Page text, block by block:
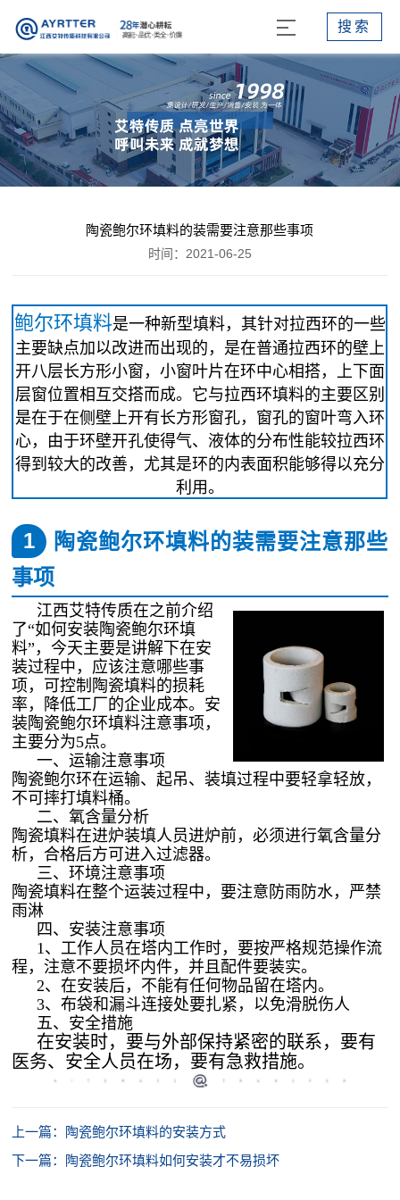
搜索
陶瓷鲍尔环填料的装需要注意那些事项
时间：2021-06-25
鲍尔环填料是一种新型填料，其针对拉西环的一些
主要缺点加以改进而出现的，是在普通拉西环的壁上
开八层长方形小窗，小窗叶片在环中心相搭，上下面
层窗位置相互交搭而成。它与拉西环填料的主要区别
是在于在侧壁上开有长方形窗孔，窗孔的窗叶弯入环
心，由于环壁开孔使得气、液体的分布性能较拉西环
得到较大的改善，尤其是环的内表面积能够得以充分
利用。
1
陶瓷鲍尔环填料的装需要注意那些
事项
江西艾特传质在之前介绍
了“如何安装陶瓷鲍尔环填
料”，今天主要是讲解下在安
装过程中，应该注意哪些事
项，可控制陶瓷填料的损耗
率，降低工厂的企业成本。安
装陶瓷鲍尔环填料注意事项，
主要分为5点。
一、运输注意事项
陶瓷鲍尔环在运输、起吊、装填过程中要轻拿轻放，
不可摔打填料桶。
二、氧含量分析
陶瓷填料在进炉装填人员进炉前，必须进行氧含量分
析，合格后方可进入过滤器。
三、环境注意事项
陶瓷填料在整个运装过程中，要注意防雨防水，严禁
雨淋
四、安装注意事项
1、工作人员在塔内工作时，要按严格规范操作流
程，注意不要损坏内件，并且配件要装实。
2、在安装后，不能有任何物品留在塔内。
3、布袋和漏斗连接处要扎紧，以免滑脱伤人
五、安全措施
在安装时，要与外部保持紧密的联系，要有
医务、安全人员在场，要有急救措施。
上一篇：陶瓷鲍尔环填料的安装方式
下一篇：陶瓷鲍尔环填料如何安装才不易损坏